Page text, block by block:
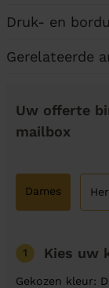
Druk- en
Gerelateerde
Uw offerte
mailbox
Dames
1 Kies uw
Gekozen kleur: